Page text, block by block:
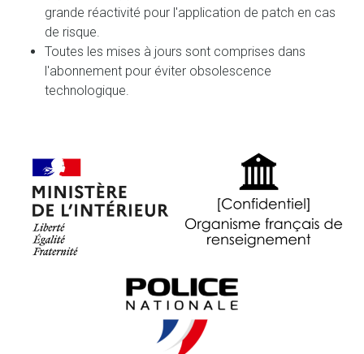
grande réactivité pour l'application de patch en cas
de risque.
Toutes les mises à jours sont comprises dans
l'abonnement pour éviter obsolescence
technologique.